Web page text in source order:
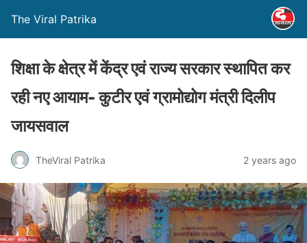
The Viral Patrika
शिक्षा के क्षेत्र में केंद्र एवं राज्य सरकार स्थापित कर
रही नए आयाम- कुटीर एवं ग्रामोद्योग मंत्री दिलीप
जायसवाल
TheViral Patrika 2 years ago